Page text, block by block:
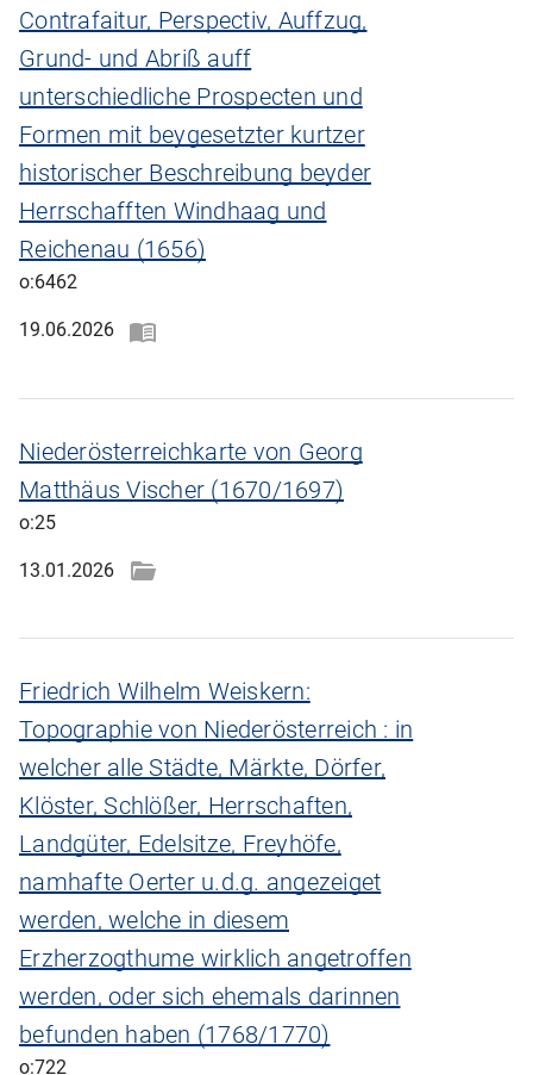
Contrafaitur, Perspectiv, Auffzug,
Grund- und Abriß auff
unterschiedliche Prospecten und
Formen mit beygesetzter kurtzer
historischer Beschreibung beyder
Herrschafften Windhaag und
Reichenau (1656)
o:6462
19.06.2026
Niederösterreichkarte von Georg
Matthäus Vischer (1670/1697)
o:25
13.01.2026
Friedrich Wilhelm Weiskern:
Topographie von Niederösterreich : in
welcher alle Städte, Märkte, Dörfer,
Klöster, Schlößer, Herrschaften,
Landgüter, Edelsitze, Freyhöfe,
namhafte Oerter u.d.g. angezeiget
werden, welche in diesem
Erzherzogthume wirklich angetroffen
werden, oder sich ehemals darinnen
befunden haben (1768/1770)
o:722